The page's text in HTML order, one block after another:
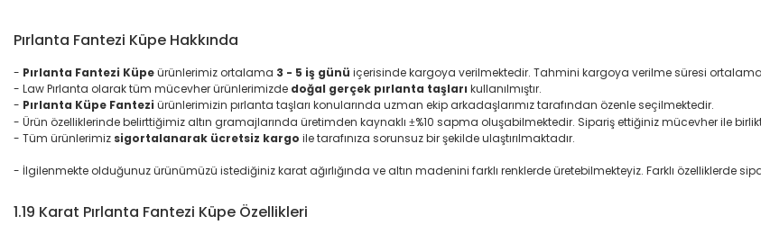
Pırlanta Fantezi Küpe Hakkında
- Pırlanta Fantezi Küpeürünlerimiz ortalama 3 - 5 iş günü içerisinde kargoya verilmektedir. Tahmini kargoya verilme süresi
- Law Pırlanta olarak tüm mücevher ürünlerimizde doğal gerçek pırlanta taşları kullanılmıştır.
- Pırlanta Küpe Fantezi ürünlerimizin pırlanta taşları konularında uzman ekip arkadaşlarımız tarafından özenle seçilmektedir.
- Ürün özelliklerinde belirttiğimiz altın gramajlarında üretimden kaynaklı ±%10 sapma oluşabilmektedir. Sipariş ettiğiniz mücevher ile
- Tüm ürünlerimiz sigortalanarak ücretsiz kargo ile tarafınıza sorunsuz bir şekilde ulaştırılmaktadır.
- İlgilenmekte olduğunuz ürünümüzü istediğiniz karat ağırlığında ve altın madenini farklı renklerde üretebilmekteyiz. Farklı özelliklerde
1.19 Karat Pırlanta Fantezi Küpe Özellikleri